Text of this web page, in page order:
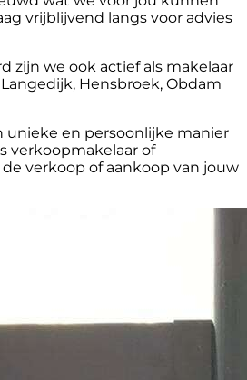
vrijblijvend langs voor advies
zijn we ook actief als makelaar
Hensbroek, Obdam
unieke en persoonlijke manier
verkoopmakelaar of
verkoop of aankoop van jouw